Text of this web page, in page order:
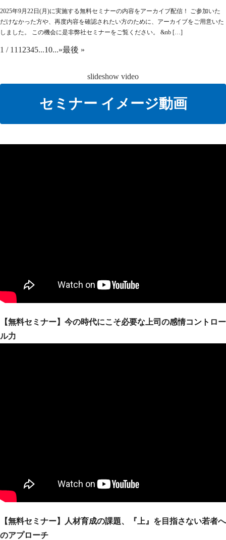
2025年9月22日(月)に実施する無料セミナーの内容をアーカイブ配信！ ご参加いた
だけなかった方や、再度内容を確認されたい方のために、アーカイブをご用意いた
しました。 この機会に是非弊社セミナーをご覧ください。 &nb […]
1 / 11 1 2345...10...»最後 »
slideshow video
セミナー イメージ動画
【無料セミナー】今の時代にこそ必要な上司の感情コントロー
ル力
【無料セミナー】人材育成の課題、『上』を目指さない若者へ
のアプローチ